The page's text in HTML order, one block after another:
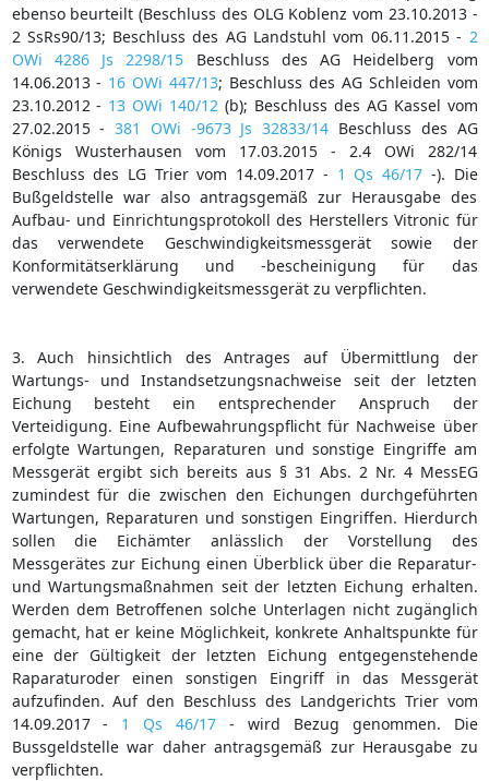
ebenso beurteilt (Beschluss des OLG Koblenz vom 23.10.2013 -
2 SsRs90/13; Beschluss des AG Landstuhl vom 06.11.2015 - 2
OWi 4286 Js 2298/15 Beschluss des AG Heidelberg vom
14.06.2013 - 16 OWi 447/13; Beschluss des AG Schleiden vom
23.10.2012 - 13 OWi 140/12 (b); Beschluss des AG Kassel vom
27.02.2015 -381 OWi -9673 Js 32833/14 Beschluss des AG
Königs Wusterhausen vom 17.03.2015 - 2.4 OWi 282/14
Beschluss des LG Trier vom 14.09.2017 - 1 Qs 46/17 -). Die
Bußgeldstelle war also antragsgemäß zur Herausgabe des
Aufbau- und Einrichtungsprotokoll des Herstellers Vitronic für
das verwendete Geschwindigkeitsmessgerät sowie der
Konformitätserklärung und -bescheinigung für das
verwendete Geschwindigkeitsmessgerät zu verpflichten.
3. Auch hinsichtlich des Antrages auf Übermittlung der
Wartungs- und Instandsetzungsnachweise seit der letzten
Eichung besteht ein entsprechender Anspruch der
Verteidigung. Eine Aufbewahrungspflicht für Nachweise über
erfolgte Wartungen, Reparaturen und sonstige Eingriffe am
Messgerät ergibt sich bereits aus § 31 Abs. 2 Nr. 4 MessEG
zumindest für die zwischen den Eichungen durchgeführten
Wartungen, Reparaturen und sonstigen Eingriffen. Hierdurch
sollen die Eichämter anlässlich der Vorstellung des
Messgerätes zur Eichung einen Überblick über die Reparatur-
und Wartungsmaßnahmen seit der letzten Eichung erhalten.
Werden dem Betroffenen solche Unterlagen nicht zugänglich
gemacht, hat er keine Möglichkeit, konkrete Anhaltspunkte für
eine der Gültigkeit der letzten Eichung entgegenstehende
Raparaturoder einen sonstigen Eingriff in das Messgerät
aufzufinden. Auf den Beschluss des Landgerichts Trier vom
14.09.2017 - 1 Qs 46/17 - wird Bezug genommen. Die
Bussgeldstelle war daher antragsgemäß zur Herausgabe zu
verpflichten.